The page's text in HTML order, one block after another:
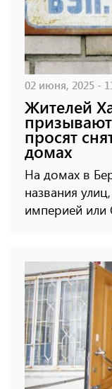
02 июня, 2025 -
Жителей
просят
домах
На домах в
названия
империей или